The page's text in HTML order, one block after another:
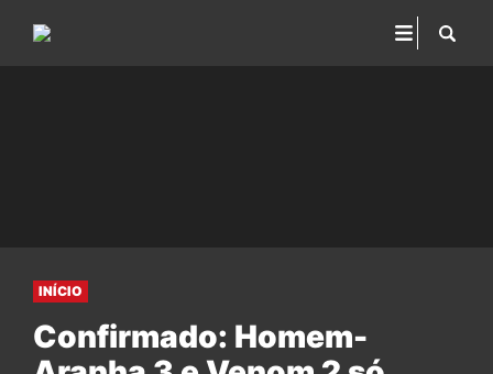
INÍCIO
Confirmado: Homem-